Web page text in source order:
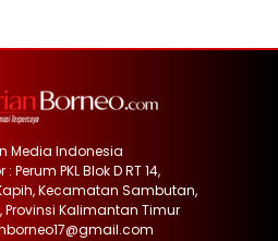
Media Indonesia
PKL Blok D RT 14,
Kecamatan Sambutan,
Kalimantan Timur